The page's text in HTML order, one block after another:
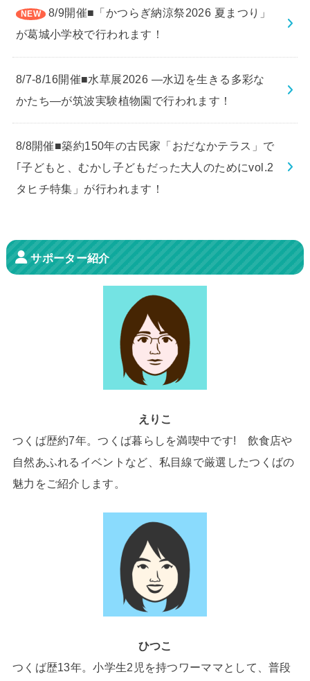
8/9開催■「かつらぎ納涼祭2026 夏まつり」
が葛城小学校で行われます！
8/7-8/16開催■水草展2026 ―水辺を生きる多彩な
かたち―が筑波実験植物園で行われます！
8/8開催■築約150年の古民家「おだなかテラス」で
｢子どもと、むかし子どもだった大人のためにvol.2
タヒチ特集」が行われます！
サポーター紹介
えりこ
つくば歴約7年。つくば暮らしを満喫中です! 飲食店や
自然あふれるイベントなど、私目線で厳選したつくばの
魅力をご紹介します。
ひつこ
つくば歴13年。小学生2児を持つワーママとして、普段